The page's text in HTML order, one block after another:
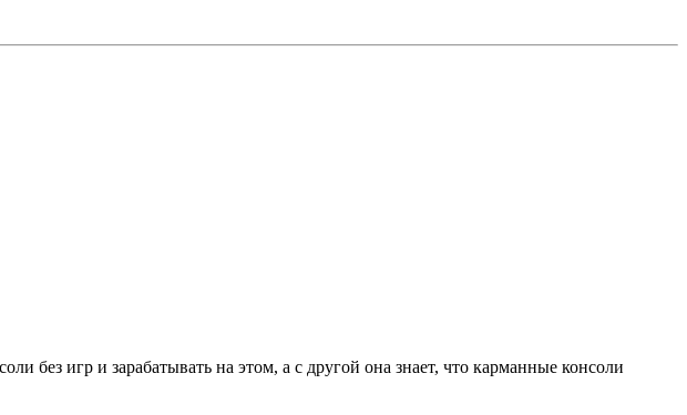
без игр и зарабатывать на этом, а с другой она знает, что карманные консоли